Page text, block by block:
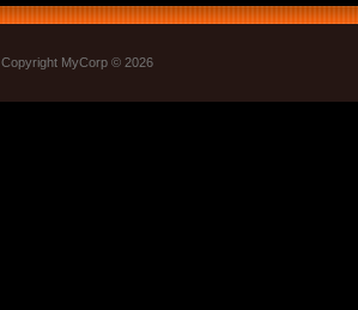
Copyright MyCorp © 2026